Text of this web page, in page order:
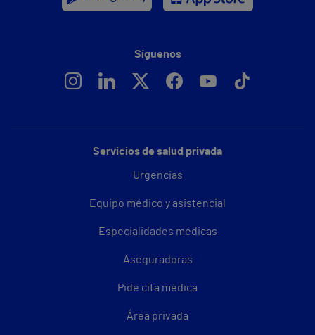
Servicios de salud privada
Urgencias
Equipo médico y asistencial
Especialidades médicas
Aseguradoras
Pide cita médica
Área privada
Síguenos